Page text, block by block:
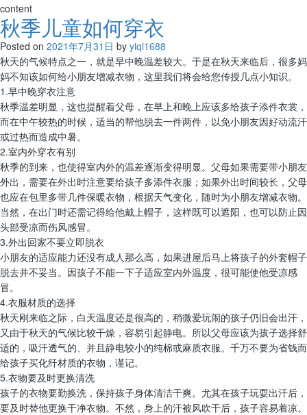
content
秋季儿童如何穿衣
Posted on 2021年7月31日 by yiqi1688
秋天的气候特点之一，就是早中晚温差较大。于是在秋天来临后，很多妈
妈不知该如何给小朋友增减衣物，这里我们将会给您传授几点小知识。
1.早中晚穿衣注意
秋季温差明显，这也提醒着父母，在早上和晚上应该多给孩子添件衣裳，
而在中午较热的时候，适当的帮他脱去一件两件，以免小朋友因好动流汗
或过热而造成中暑。
2.室内外穿衣有别
秋季的到来，也使得室内外的温差逐渐变得明显。父母如果需要带小朋友
外出，需要在外出时注意要给孩子多添件衣服；如果外出时间较长，父母
也应在包里多带几件保暖衣物，根据天气变化，随时为小朋友增减衣物。
当然，在出门时还需记得给他戴上帽子，这样既可以遮阳，也可以防止因
头部受凉而伤风感冒。
3.外出回家不要立即脱衣
小朋友的适应能力还没有成人那么高，如果进屋后马上将孩子的外套帽子
脱去并不妥当。因孩子不能一下子适应室内外温度，很可能使他受凉感
冒。
4.衣服材质的选择
秋天刚来临之际，白天温度还是很高的，稍微爱玩闹的孩子仍旧会出汗，
又由于秋天的气候比较干燥，容易引起静电。所以父母应该为孩子选择舒
适的，吸汗透气的、并且静电较小的纯棉或麻质衣服。千万不要为省钱而
给孩子买化纤材质的衣物，谨记。
5.衣物要及时更换清洗
孩子的衣物要勤换洗，保持孩子身体清洁干爽。尤其在孩子玩耍出汗后，
要及时替他更换干净衣物。不然，身上的汗被风吹干后，孩子容易着凉。